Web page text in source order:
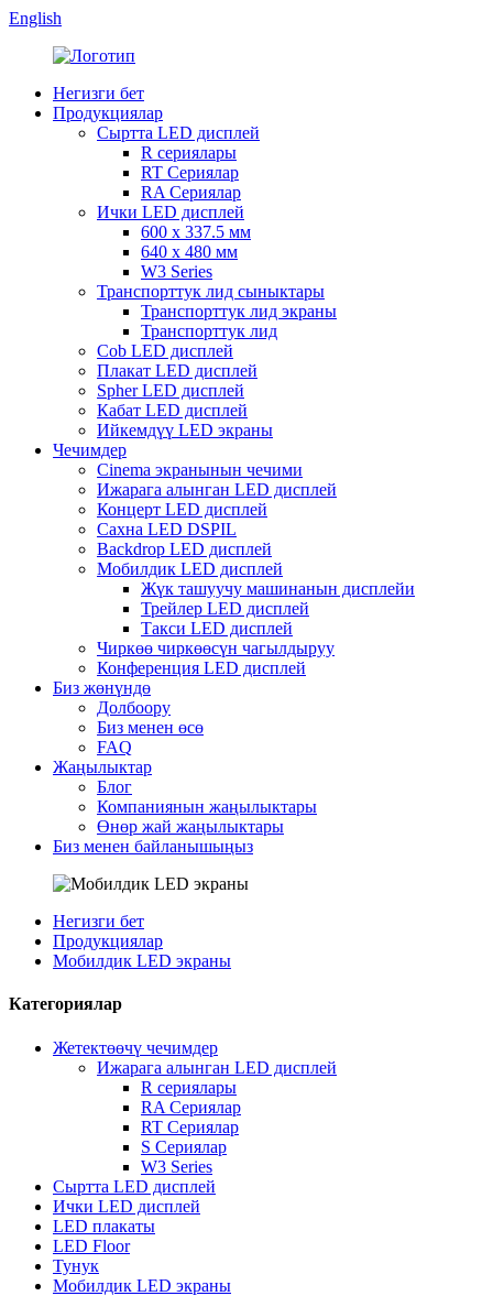
English
Негизги бет
Продукциялар
Сыртта LED дисплей
R сериялары
RT Сериялар
RA Сериялар
Ички LED дисплей
600 x 337.5 мм
640 x 480 мм
W3 Series
Транспорттук лид сыныктары
Транспорттук лид экраны
Транспорттук лид
Cob LED дисплей
Плакат LED дисплей
Spher LED дисплей
Кабат LED дисплей
Ийкемдүү LED экраны
Чечимдер
Cinema экранынын чечими
Ижарага алынган LED дисплей
Концерт LED дисплей
Сахна LED DSPIL
Backdrop LED дисплей
Мобилдик LED дисплей
Жүк ташуучу машинанын дисплейи
Трейлер LED дисплей
Такси LED дисплей
Чиркөө чиркөөсүн чагылдыруу
Конференция LED дисплей
Биз жөнүндө
Долбоору
Биз менен өсө
FAQ
Жаңылыктар
Блог
Компаниянын жаңылыктары
Өнөр жай жаңылыктары
Биз менен байланышыңыз
Негизги бет
Продукциялар
Мобилдик LED экраны
Категориялар
Жетектөөчү чечимдер
Ижарага алынган LED дисплей
R сериялары
RA Сериялар
RT Сериялар
S Сериялар
W3 Series
Сыртта LED дисплей
Ички LED дисплей
LED плакаты
LED Floor
Тунук
Мобилдик LED экраны